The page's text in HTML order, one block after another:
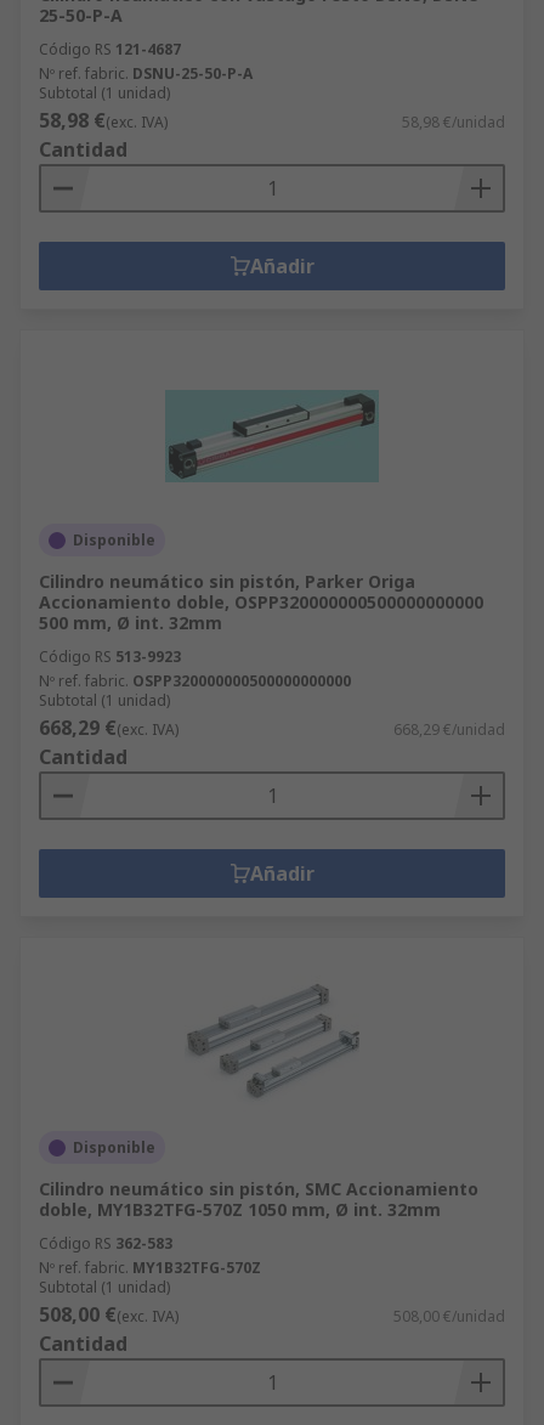
25-50-P-A
Código RS 121-4687
Nº ref. fabric. DSNU-25-50-P-A
Subtotal (1 unidad)
58,98 €(exc. IVA) 58,98 €/unidad
Cantidad
Añadir
Disponible
Cilindro neumático sin pistón, Parker Origa
Accionamiento doble, OSPP320000000500000000000
500 mm, Ø int. 32mm
Código RS 513-9923
Nº ref. fabric. OSPP320000000500000000000
Subtotal (1 unidad)
668,29 €(exc. IVA) 668,29 €/unidad
Cantidad
Añadir
Disponible
Cilindro neumático sin pistón, SMC Accionamiento
doble, MY1B32TFG-570Z 1050 mm, Ø int. 32mm
Código RS 362-583
Nº ref. fabric. MY1B32TFG-570Z
Subtotal (1 unidad)
508,00 €(exc. IVA) 508,00 €/unidad
Cantidad